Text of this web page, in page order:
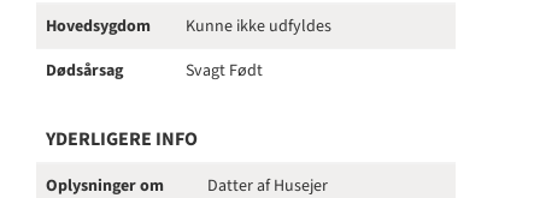
Hovedsygdom
Kunne ikke udfyldes
Dødsårsag
Svagt Født
YDERLIGERE INFO
Oplysninger om
Datter af Husejer